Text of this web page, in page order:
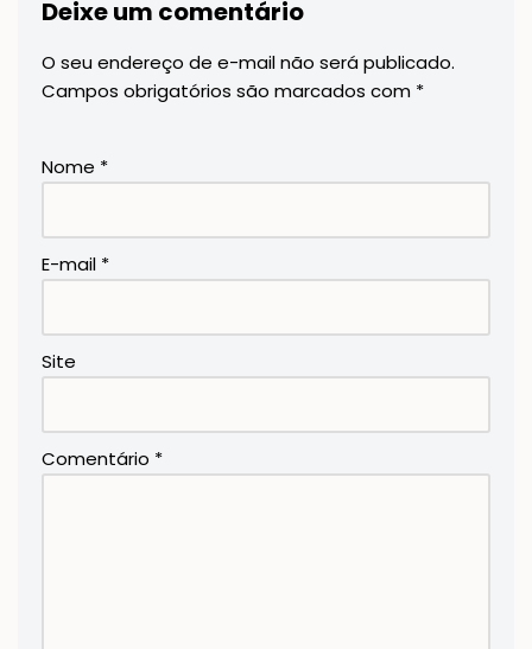
Deixe um comentário
O seu endereço de e-mail não será publicado.
Campos obrigatórios são marcados com *
Nome *
E-mail *
Site
Comentário *